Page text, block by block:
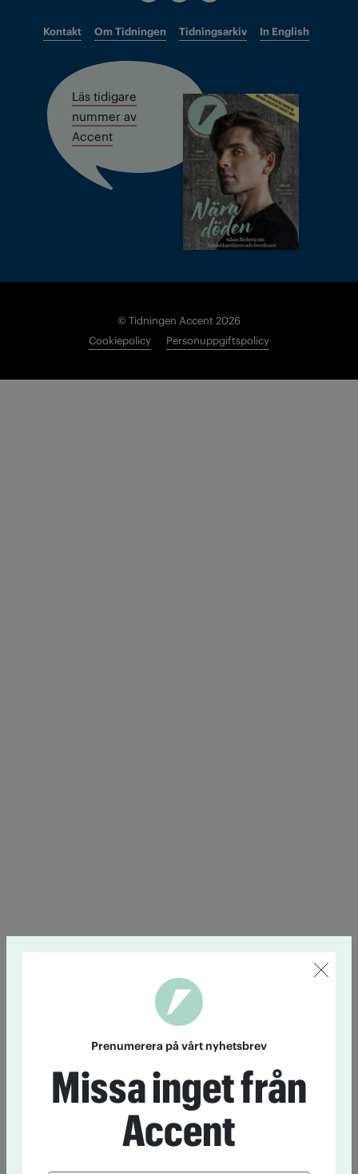
Kontakt Om Tidningen Tidningsarkiv In English
Läs tidigare
nummer av
Accent
© Tidningen Accent 2026
Cookiepolicy
Personuppgiftspolicy
Prenumerera på vårt nyhetsbrev
Missa inget från
Accent